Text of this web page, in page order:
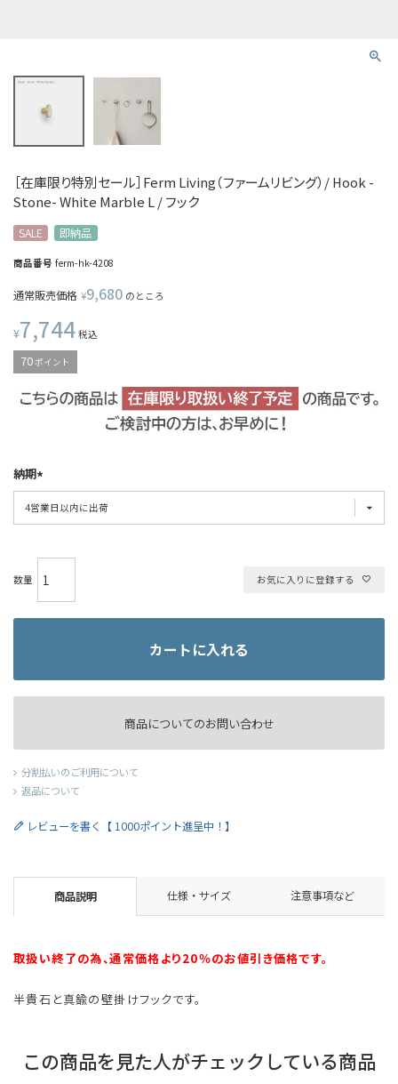
［在庫限り特別セール］Ferm Living（ファームリビング）/ Hook -
Stone- White Marble L / フック
SALE 即納品
商品番号 ferm-hk-4208
通常販売価格 ¥9,680 のところ
¥7,744 税込
70ポイント
納期
お気に入りに登録する
カートに入れる
商品についてのお問い合わせ
分割払いのご利用について
返品について
レビューを書く【 1000ポイント進呈中！】
商品説明 仕様・サイズ 注意事項など
取扱い終了の為、通常価格より20％のお値引き価格です。
半貴石と真鍮の壁掛けフックです。
この商品を見た人がチェックしている商品